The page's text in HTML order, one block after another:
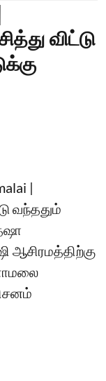
விட்டு
|
வந்ததும்